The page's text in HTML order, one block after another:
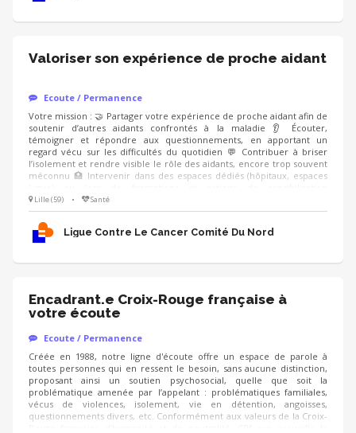
Valoriser son expérience de proche aidant
Ecoute / Permanence
Votre mission : 🤝 Partager votre expérience de proche aidant afin de
soutenir d’autres aidants confrontés à la maladie 👂 Écouter,
témoigner et répondre aux questionnements, en apportant un
regard vécu sur les difficultés du quotidien 💬 Contribuer à briser
l’isolement et rendre visible le rôle des aidants, encore trop souvent
méconnu 🏥 Intervenir dans des espaces dédiés (hôpitaux, espaces
(professionnels de santé, entreprises), en étant accompagné.e par un
modérateur formé Compétences : ❤️ Écoute bienveillante et
empathie 🗝️ Capacité à prendre du recul sur son vécu 🤐 Respect du
cadre et de la confidentialité
Lille (59) • Santé
Ligue Contre Le Cancer Comité Du Nord
Encadrant.e Croix-Rouge française à
votre écoute
Ecoute / Permanence
Créée en 1988, notre ligne d'écoute offre un espace de parole à
toutes personnes qui en ressent le besoin, sans aucune distinction,
proposant ainsi un soutien psychosocial, quelle que soit la
problématique amenée par l’appelant : problématiques familiales,
vécus de violences, isolement, vie en détention, angoisses,
questionnements divers, etc. Conformément aux valeurs de la Croix-